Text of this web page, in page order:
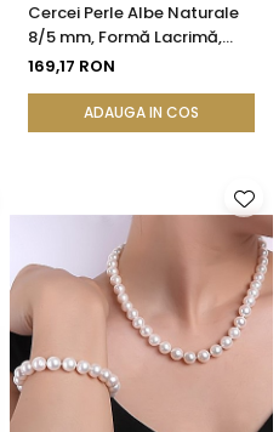
Cercei Perle Albe Naturale
8/5 mm, Formă Lacrimă,
Tortiță Închisă, Argint 925 |
169,17 RON
ADAUGA IN COS